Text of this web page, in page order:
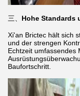
三、 Hohe Standards
Xi'an Brictec hält sich
und der strengen
Echtzeit umfassendes
Baufortschritt.